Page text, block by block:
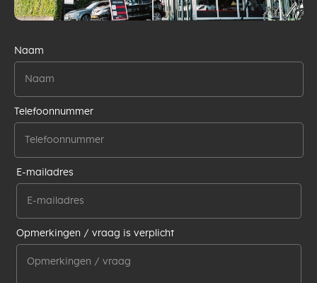
Naam
Telefoonnummer
E-mailadres
Opmerkingen / vraag is verplicht